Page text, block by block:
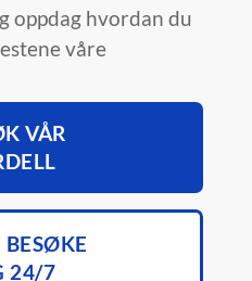
oppdag hvordan du
våre
VÅR
24/7